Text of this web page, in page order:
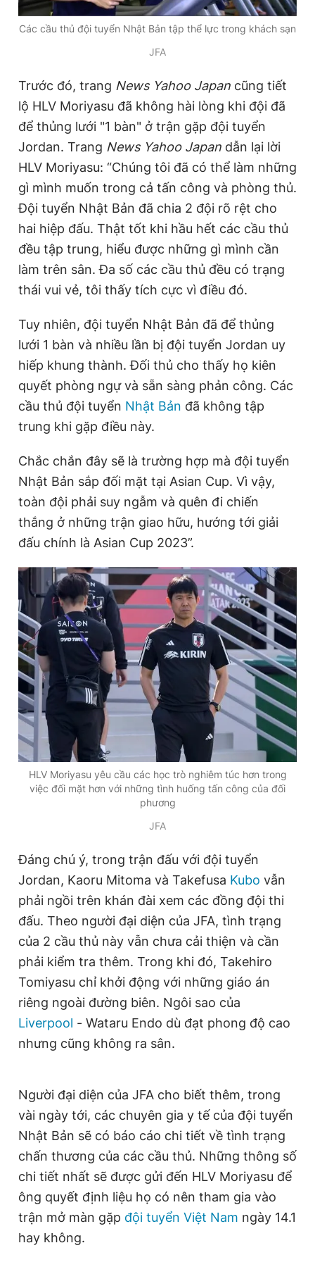
Các cầu thủ đội tuyển Nhật Bản tập thể lực trong khách sạn
JFA
Trước đó, trang News Yahoo Japan cũng tiết
lộ HLV Moriyasu đã không hài lòng khi đội đã
để thủng lưới "1 bàn" ở trận gặp đội tuyển
Jordan. Trang News Yahoo Japan dẫn lại lời
HLV Moriyasu: “Chúng tôi đã có thể làm những
gì mình muốn trong cả tấn công và phòng thủ.
Đội tuyển Nhật Bản đã chia 2 đội rõ rệt cho
hai hiệp đấu. Thật tốt khi hầu hết các cầu thủ
đều tập trung, hiểu được những gì mình cần
làm trên sân. Đa số các cầu thủ đều có trạng
thái vui vẻ, tôi thấy tích cực vì điều đó.
Tuy nhiên, đội tuyển Nhật Bản đã để thủng
lưới 1 bàn và nhiều lần bị đội tuyển Jordan uy
hiếp khung thành. Đối thủ cho thấy họ kiên
quyết phòng ngự và sẵn sàng phản công. Các
cầu thủ đội tuyển Nhật Bản đã không tập
trung khi gặp điều này.
Chắc chắn đây sẽ là trường hợp mà đội tuyển
Nhật Bản sắp đối mặt tại Asian Cup. Vì vậy,
toàn đội phải suy ngẫm và quên đi chiến
thắng ở những trận giao hữu, hướng tới giải
đấu chính là Asian Cup 2023”.
HLV Moriyasu yêu cầu các học trò nghiêm túc hơn trong
việc đối mặt hơn với những tình huống tấn công của đối
phương
JFA
Đáng chú ý, trong trận đấu với đội tuyển
Jordan, Kaoru Mitoma và Takefusa Kubo vẫn
phải ngồi trên khán đài xem các đồng đội thi
đấu. Theo người đại diện của JFA, tình trạng
của 2 cầu thủ này vẫn chưa cải thiện và cần
phải kiểm tra thêm. Trong khi đó, Takehiro
Tomiyasu chỉ khởi động với những giáo án
riêng ngoài đường biên. Ngôi sao của
Liverpool - Wataru Endo dù đạt phong độ cao
nhưng cũng không ra sân.
Người đại diện của JFA cho biết thêm, trong
vài ngày tới, các chuyên gia y tế của đội tuyển
Nhật Bản sẽ có báo cáo chi tiết về tình trạng
chấn thương của các cầu thủ. Những thông số
chi tiết nhất sẽ được gửi đến HLV Moriyasu để
ông quyết định liệu họ có nên tham gia vào
trận mở màn gặp đội tuyển Việt Nam ngày 14.1
hay không.